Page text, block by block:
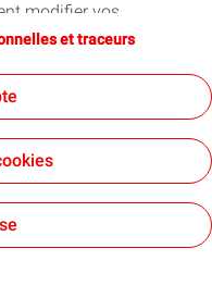
Données personnelles
modifier vos
le bouton « Gérer
des cookies. Dans le
», seuls les cookies
du site
vous pouvez
et traceurs